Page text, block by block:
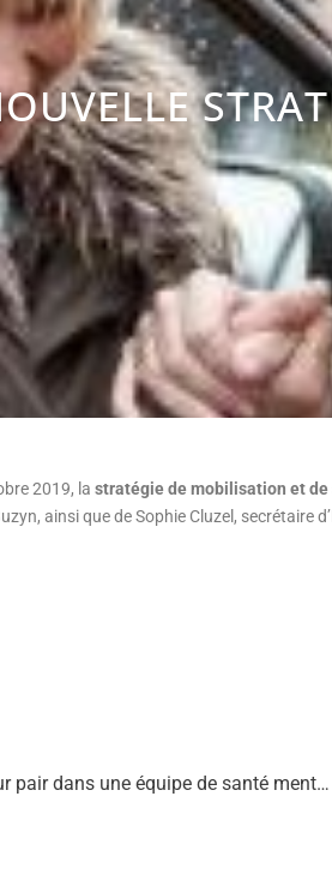
2019, la stratégie de mobilisation et
ainsi que de Sophie Cluzel, secrétaire
Guide « Comment intégrer un travailleur pair dans une équipe de santé mentale ? »